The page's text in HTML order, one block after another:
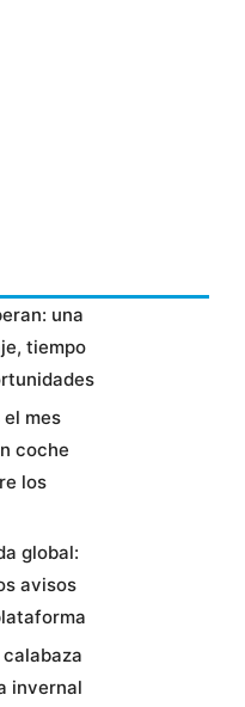
una
tiempo
el mes
coche
los
global:
avisos
invernal